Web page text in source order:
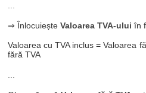
...
⇒ ÎnlocuieșteValoarea TVA-ului în
Valoarea cu TVA inclus = Valoarea
fără TVA